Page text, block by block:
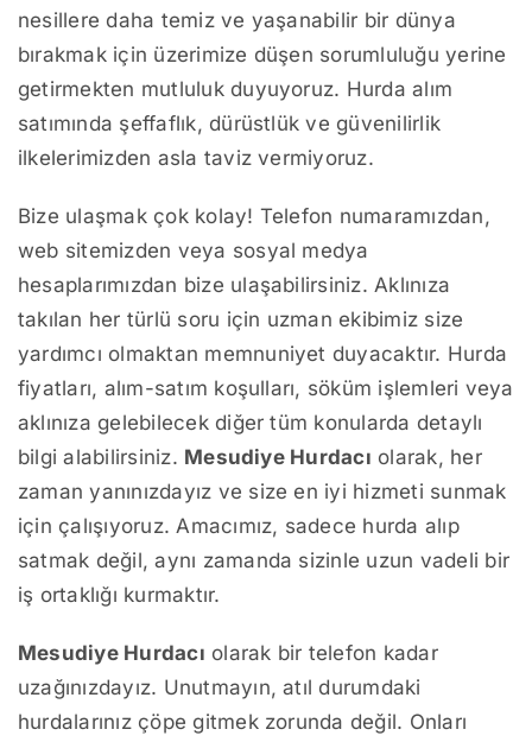
nesillere daha temiz ve yaşanabilir bir dünya
bırakmak için üzerimize düşen sorumluluğu yerine
getirmekten mutluluk duyuyoruz. Hurda alım
satımında şeffaflık, dürüstlük ve güvenilirlik
ilkelerimizden asla taviz vermiyoruz.
Bize ulaşmak çok kolay! Telefon numaramızdan,
web sitemizden veya sosyal medya
hesaplarımızdan bize ulaşabilirsiniz. Aklınıza
takılan her türlü soru için uzman ekibimiz size
yardımcı olmaktan memnuniyet duyacaktır. Hurda
fiyatları, alım-satım koşulları, söküm işlemleri veya
aklınıza gelebilecek diğer tüm konularda detaylı
bilgi alabilirsiniz. Mesudiye Hurdacı olarak, her
zaman yanınızdayız ve size en iyi hizmeti sunmak
için çalışıyoruz. Amacımız, sadece hurda alıp
satmak değil, aynı zamanda sizinle uzun vadeli bir
iş ortaklığı kurmaktır.
Mesudiye Hurdacı olarak bir telefon kadar
uzağınızdayız. Unutmayın, atıl durumdaki
hurdalarınız çöpe gitmek zorunda değil. Onları